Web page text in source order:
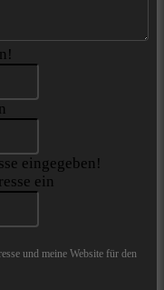
eingegeben!
ein
und meine Website für den